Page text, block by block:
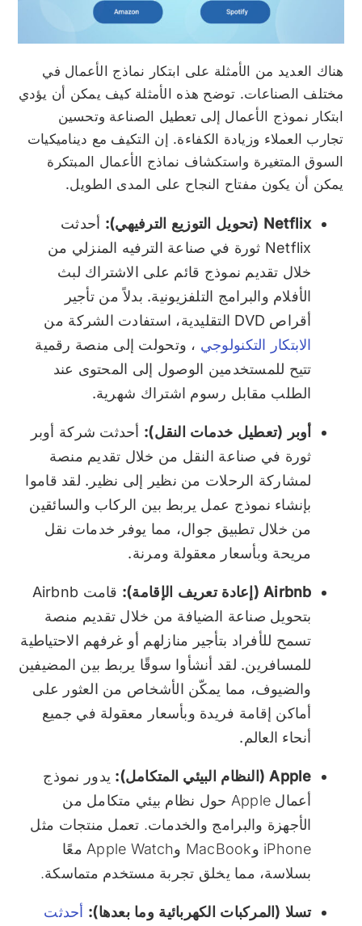
هناك العديد من الأمثلة على ابتكار نماذج الأعمال في
مختلف الصناعات. توضح هذه الأمثلة كيف يمكن أن يؤدي
ابتكار نموذج الأعمال إلى تعطيل الصناعة وتحسين
تجارب العملاء وزيادة الكفاءة. إن التكيف مع ديناميكيات
السوق المتغيرة واستكشاف نماذج الأعمال المبتكرة
يمكن أن يكون مفتاح النجاح على المدى الطويل.
Netflix (تحويل التوزيع الترفيهي):
أحدثت
Netflix ثورة في صناعة الترفيه المنزلي من
خلال تقديم نموذج قائم على الاشتراك لبث
الأفلام والبرامج التلفزيونية. بدلاً من تأجير
أقراص DVD التقليدية، استفادت الشركة من
الابتكار التكنولوجي ، وتحولت إلى منصة رقمية
تتيح للمستخدمين الوصول إلى المحتوى عند
الطلب مقابل رسوم اشتراك شهرية.
أوبر (تعطيل خدمات النقل): أحدثت شركة أوبر
ثورة في صناعة النقل من خلال تقديم منصة
لمشاركة الرحلات من نظير إلى نظير. لقد قاموا
بإنشاء نموذج عمل يربط بين الركاب والسائقين
من خلال تطبيق جوال، مما يوفر خدمات نقل
مريحة وبأسعار معقولة ومرنة.
Airbnb (إعادة تعريف الإقامة):
قامت Airbnb
بتحويل صناعة الضيافة من خلال تقديم منصة
تسمح للأفراد بتأجير منازلهم أو غرفهم الاحتياطية
للمسافرين. لقد أنشأوا سوقًا يربط بين المضيفين
والضيوف، مما يمكّن الأشخاص من العثور على
أماكن إقامة فريدة وبأسعار معقولة في جميع
أنحاء العالم.
Apple (النظام البيئي المتكامل):
يدور نموذج
أعمال Apple حول نظام بيئي متكامل من
الأجهزة والبرامج والخدمات. تعمل منتجات مثل
iPhone وMacBook وApple Watch معًا
بسلاسة، مما يخلق تجربة مستخدم متماسكة.
تسلا (المركبات الكهربائية وما بعدها): أحدثت